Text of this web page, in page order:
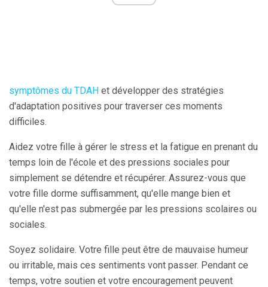
symptômes du TDAH et développer des stratégies
d'adaptation positives pour traverser ces moments
difficiles.
Aidez votre fille à gérer le stress et la fatigue en prenant du
temps loin de l'école et des pressions sociales pour
simplement se détendre et récupérer. Assurez-vous que
votre fille dorme suffisamment, qu'elle mange bien et
qu'elle n'est pas submergée par les pressions scolaires ou
sociales.
Soyez solidaire. Votre fille peut être de mauvaise humeur
ou irritable, mais ces sentiments vont passer. Pendant ce
temps, votre soutien et votre encouragement peuvent